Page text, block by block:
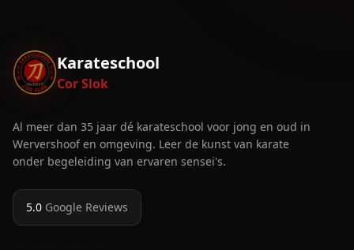
Karateschool
Cor Slok
Al meer dan 35 jaar dé karateschool voor jong en oud in
Wervershoof en omgeving. Leer de kunst van karate
onder begeleiding van ervaren sensei's.
5.0 Google Reviews